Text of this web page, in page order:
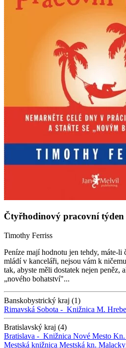
Čtyřhodinový pracovní týden
Timothy Ferriss
Peníze mají hodnotu jen tehdy, máte-li
mládí v kanceláři, nejsou vám k
tak, abyste měli dostatek nejen peněz,
„nového bohatství"...
Banskobystrický kraj (1)
Rimavská Sobota - Knižnica M.
Bratislavský kraj (4)
Bratislava - Knižnica Nové Mesto Kn.
Mestská knižnica Mestská kn.